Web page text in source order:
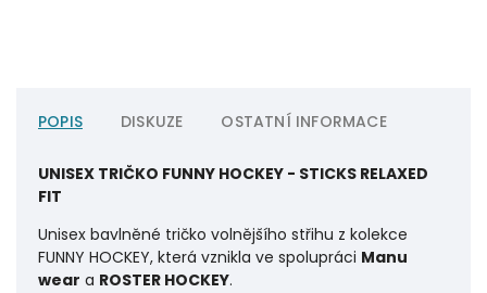
POPIS DISKUZE OSTATNÍ INFORMACE
UNISEX TRIČKO FUNNY HOCKEY - STICKS RELAXED
FIT
Unisex bavlněné tričko volnějšího střihu z kolekce
FUNNY HOCKEY, která vznikla ve spolupráci Manu
wear a ROSTER HOCKEY.